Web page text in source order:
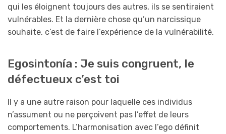
qui les éloignent toujours des autres, ils se sentiraient
vulnérables. Et la dernière chose qu’un narcissique
souhaite, c’est de faire l’expérience de la vulnérabilité.
Egosintonía : Je suis congruent, le
défectueux c’est toi
Il y a une autre raison pour laquelle ces individus
n’assument ou ne perçoivent pas l’effet de leurs
comportements. L’harmonisation avec l’ego définit